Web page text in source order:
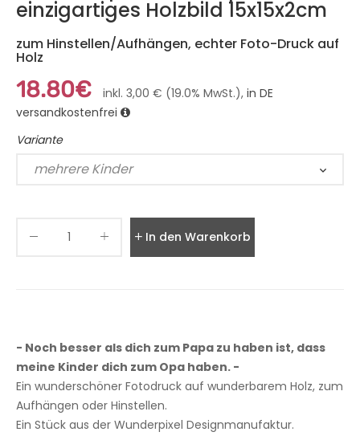
einzigartiges Holzbild 15x15x2cm
zum Hinstellen/Aufhängen, echter Foto-Druck auf
Holz
18.80€ inkl. 3,00 € (19.0% MwSt.), in DE
versandkostenfrei
Variante
In den Warenkorb legen
- Noch besser als dich zum Papa zu haben ist, dass
meine Kinder dich zum Opa haben. -
Ein wunderschöner Fotodruck auf wunderbarem Holz, zum
Aufhängen oder Hinstellen.
Ein Stück aus der Wunderpixel Designmanufaktur.